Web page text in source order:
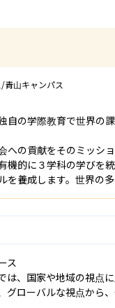
青山キャンパス
自の学際教育で世界の
への貢献をそのミッシ
機的に３学科の学びを
を養成します。世界の
ス
は、国家や地域の視点
グローバルな視点から